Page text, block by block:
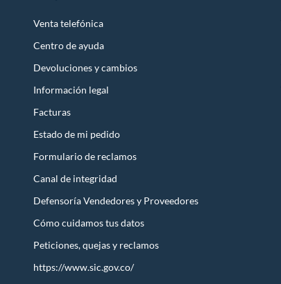
Venta telefónica
Centro de ayuda
Devoluciones y cambios
Información legal
Facturas
Estado de mi pedido
Formulario de reclamos
Canal de integridad
Defensoría Vendedores y Proveedores
Cómo cuidamos tus datos
Peticiones, quejas y reclamos
https://www.sic.gov.co/